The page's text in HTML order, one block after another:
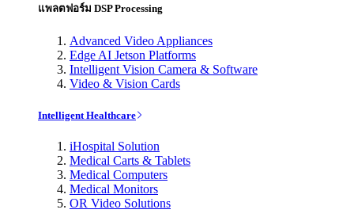
แพลตฟอร์ม DSP Processing
Advanced Video Appliances
Edge AI Jetson Platforms
Intelligent Vision Camera & Software
Video & Vision Cards
Intelligent Healthcare
iHospital Solution
Medical Carts & Tablets
Medical Computers
Medical Monitors
OR Video Solutions